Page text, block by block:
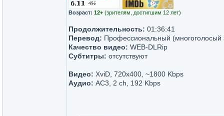
Возраст: 12+ (зрителям, достигшим 12 лет)
Продолжительность: 01:36:41
Перевод: Профессиональный
Качество видео: WEB-DLRip
Субтитры: отсутствуют
Видео: XviD, 720x400, ~1800 Kbps
Аудио: AC3, 2 ch, 192 Kbps